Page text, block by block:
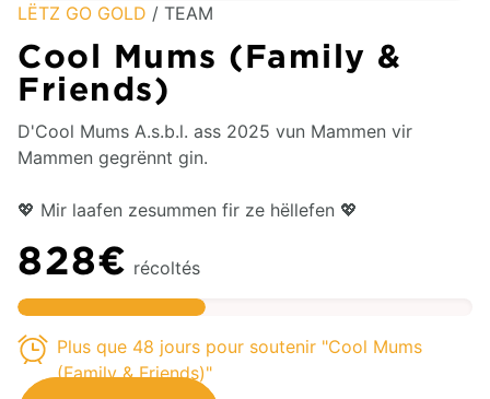
LËTZ GO GOLD / TEAM
Cool Mums (Family &
Friends)
D'Cool Mums A.s.b.l. ass 2025 vun Mammen vir
Mammen gegrënnt gin.
💖 Mir laafen zesummen fir ze hëllefen 💖
828€ récoltés
Plus que 48 jours pour soutenir "Cool Mums
(Family & Friends)"